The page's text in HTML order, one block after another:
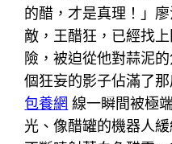
的醋，才是真理！」
敵，王醋狂，已經找
險，被迫從他對蒜泥
個狂妄的影子佔滿了
包養網 線一瞬間被極
光、像醋罐的機器人